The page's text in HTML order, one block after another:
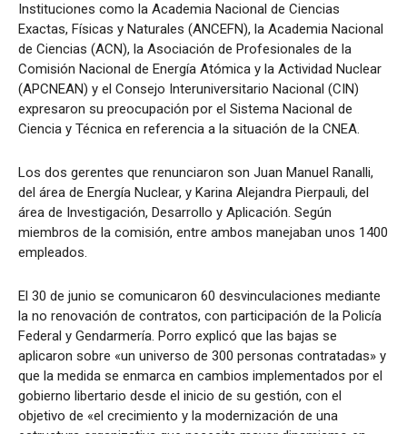
Instituciones como la Academia Nacional de Ciencias
Exactas, Físicas y Naturales (ANCEFN), la Academia Nacional
de Ciencias (ACN), la Asociación de Profesionales de la
Comisión Nacional de Energía Atómica y la Actividad Nuclear
(APCNEAN) y el Consejo Interuniversitario Nacional (CIN)
expresaron su preocupación por el Sistema Nacional de
Ciencia y Técnica en referencia a la situación de la CNEA.
Los dos gerentes que renunciaron son Juan Manuel Ranalli,
del área de Energía Nuclear, y Karina Alejandra Pierpauli, del
área de Investigación, Desarrollo y Aplicación. Según
miembros de la comisión, entre ambos manejaban unos 1400
empleados.
El 30 de junio se comunicaron 60 desvinculaciones mediante
la no renovación de contratos, con participación de la Policía
Federal y Gendarmería. Porro explicó que las bajas se
aplicaron sobre «un universo de 300 personas contratadas» y
que la medida se enmarca en cambios implementados por el
gobierno libertario desde el inicio de su gestión, con el
objetivo de «el crecimiento y la modernización de una